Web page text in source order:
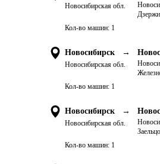
Новосибирская обл.
Кол-во машин: 1
Новосибирск →
Новосибирская обл.
Кол-во машин: 1
Новосибирск →
Новосибирская обл.
Кол-во машин: 1